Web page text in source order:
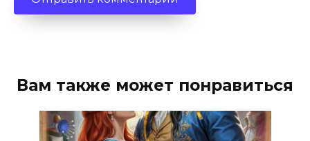
Вам также может понравиться